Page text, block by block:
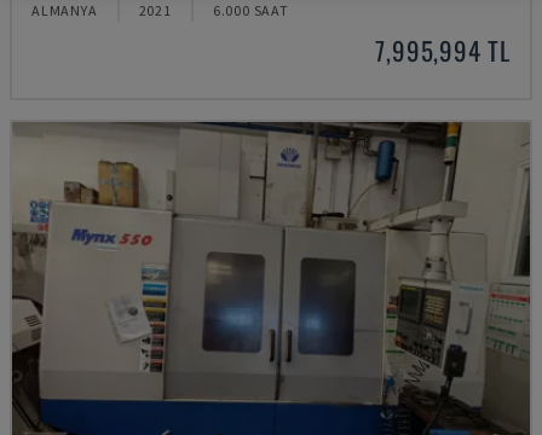
ALMANYA 2021 6.000 SAAT
7,995,994 TL